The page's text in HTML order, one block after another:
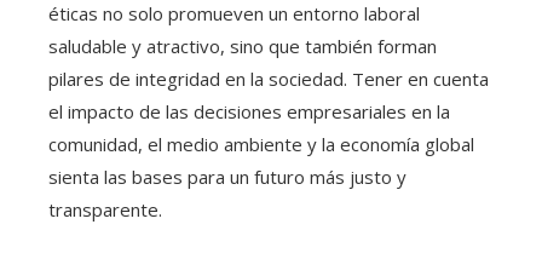
éticas no solo promueven un entorno laboral
saludable y atractivo, sino que también forman
pilares de integridad en la sociedad. Tener en cuenta
el impacto de las decisiones empresariales en la
comunidad, el medio ambiente y la economía global
sienta las bases para un futuro más justo y
transparente.